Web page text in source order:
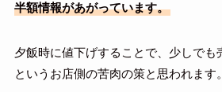
半額情報があがっています。
夕飯時に値下げすることで、少しでも
というお店側の苦肉の策と思われます。